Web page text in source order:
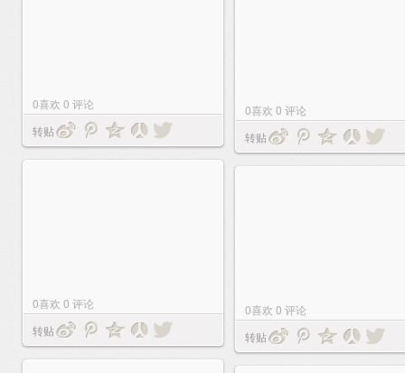
0喜欢 0 评论
转贴
0喜欢 0 评论
转贴
0喜欢 0 评论
转贴
0喜欢 0 评论
转贴